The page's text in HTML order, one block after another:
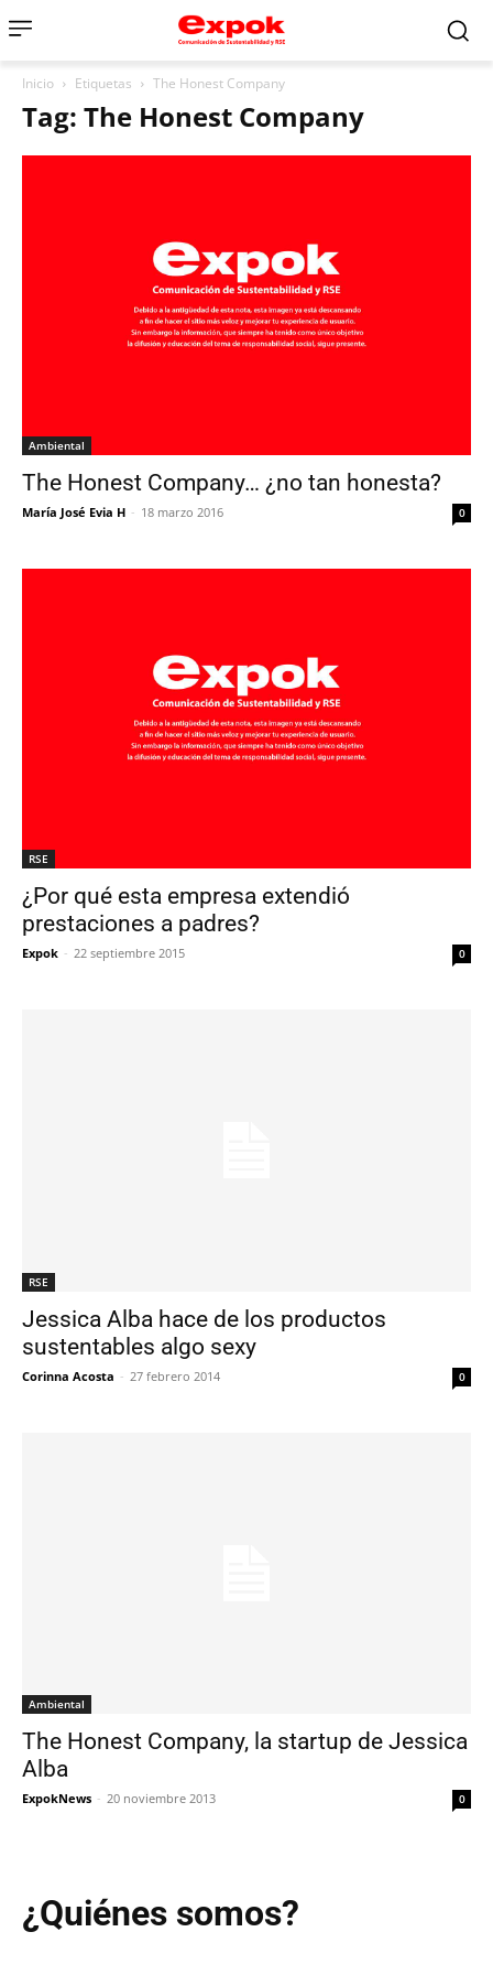
Inicio Etiquetas The Honest Company
Tag: The Honest Company
Ambiental
The Honest Company… ¿no tan honesta?
María José Evia H - 18 marzo 2016 0
RSE
¿Por qué esta empresa extendió
prestaciones a padres?
Expok - 22 septiembre 2015 0
RSE
Jessica Alba hace de los productos
sustentables algo sexy
Corinna Acosta - 27 febrero 2014 0
Ambiental
The Honest Company, la startup de Jessica
Alba
ExpokNews - 20 noviembre 2013 0
¿Quiénes somos?